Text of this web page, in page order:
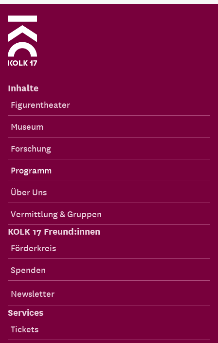
Inhalte
Figurentheater
Museum
Forschung
Programm
Über Uns
Vermittlung & Gruppen
KOLK 17 Freund:innen
Förderkreis
Spenden
Newsletter
Services
Tickets